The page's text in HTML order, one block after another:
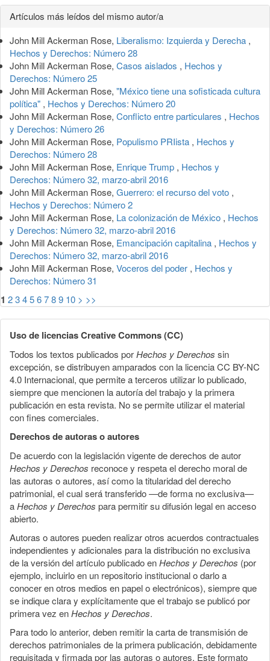
Detalles
del
artículo
Artículos más leídos del mismo autor/a
John Mill Ackerman Rose, Liberalismo: Izquierda y Derecha ,
Hechos y Derechos: Número 28
John Mill Ackerman Rose, Casos aislados , Hechos y
Derechos: Número 25
John Mill Ackerman Rose, "México tiene una sofisticada cultura
política" , Hechos y Derechos: Número 20
John Mill Ackerman Rose, Conflicto entre particulares , Hechos
y Derechos: Número 26
John Mill Ackerman Rose, Populismo PRIista , Hechos y
Derechos: Número 28
John Mill Ackerman Rose, Enrique Trump , Hechos y
Derechos: Número 32, marzo-abril 2016
John Mill Ackerman Rose, Guerrero: el recurso del voto ,
Hechos y Derechos: Número 2
John Mill Ackerman Rose, La colonización de México , Hechos
y Derechos: Número 32, marzo-abril 2016
John Mill Ackerman Rose, Emancipación capitalina , Hechos y
Derechos: Número 32, marzo-abril 2016
John Mill Ackerman Rose, Voceros del poder , Hechos y
Derechos: Número 31
1 23456789 10 > >>
Uso de licencias Creative Commons (CC)
Todos los textos publicados porHechos y Derechos sin
excepción, se distribuyen amparados con la licencia CC BY-NC
4.0 Internacional, que permite a terceros utilizar lo publicado,
siempre que mencionen la autoría del trabajo y la primera
publicación en esta revista. No se permite utilizar el material
con fines comerciales.
Derechos de autoras o autores
De acuerdo con la legislación vigente de derechos de autor
Hechos y Derechos reconoce y respeta el derecho moral de
las autoras o autores, así como la titularidad del derecho
patrimonial, el cual será transferido —de forma no exclusiva—
aHechos y Derechos para permitir su difusión legal en acceso
abierto.
Autoras o autores pueden realizar otros acuerdos contractuales
independientes y adicionales para la distribución no exclusiva
de la versión del artículo publicado enHechos y Derechos (por
ejemplo, incluirlo en un repositorio institucional o darlo a
conocer en otros medios en papel o electrónicos), siempre que
se indique clara y explícitamente que el trabajo se publicó por
primera vez enHechos y Derechos.
Para todo lo anterior, deben remitir la carta de transmisión de
derechos patrimoniales de la primera publicación, debidamente
requisitada y firmada por las autoras o autores. Este formato